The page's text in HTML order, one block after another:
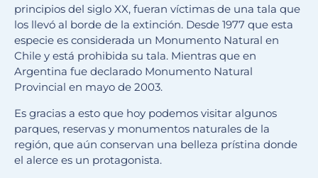
principios del siglo XX, fueran víctimas de una tala que
los llevó al borde de la extinción. Desde 1977 que esta
especie es considerada un Monumento Natural en
Chile y está prohibida su tala. Mientras que en
Argentina fue declarado Monumento Natural
Provincial en mayo de 2003.
Es gracias a esto que hoy podemos visitar algunos
parques, reservas y monumentos naturales de la
región, que aún conservan una belleza prístina donde
el alerce es un protagonista.